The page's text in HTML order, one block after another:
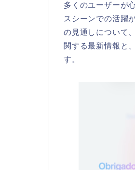
多くのユーザーが
スシーンでの活躍
の見通しについて
関する最新情報と
す。